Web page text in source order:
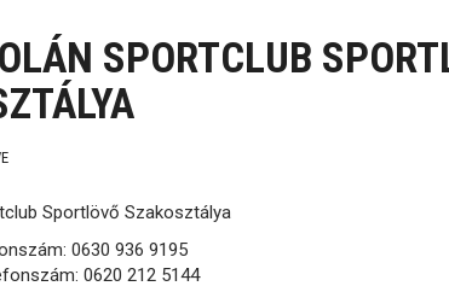
SPORTCLUB
Sportlövő Szakosztálya
0630 936 9195
0620 212 5144